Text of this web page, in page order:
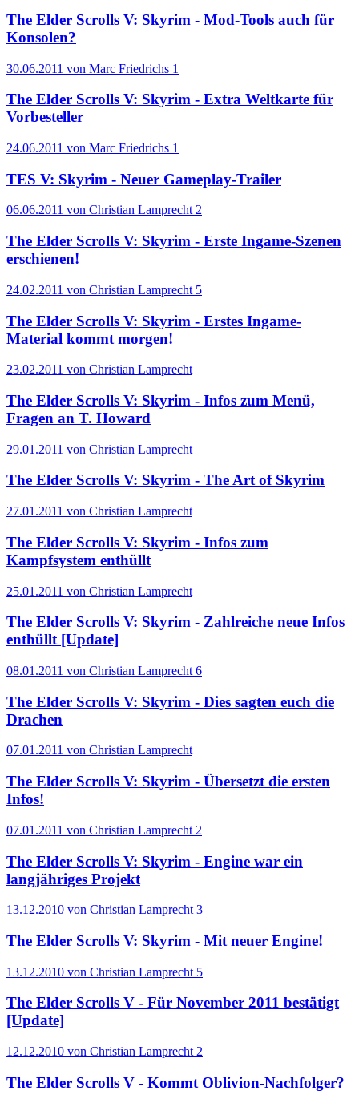
The Elder Scrolls V: Skyrim - Mod-Tools auch für
Konsolen?
30.06.2011 von Marc Friedrichs 1
The Elder Scrolls V: Skyrim - Extra Weltkarte für
Vorbesteller
24.06.2011 von Marc Friedrichs 1
TES V: Skyrim - Neuer Gameplay-Trailer
06.06.2011 von Christian Lamprecht 2
The Elder Scrolls V: Skyrim - Erste Ingame-Szenen
erschienen!
24.02.2011 von Christian Lamprecht 5
The Elder Scrolls V: Skyrim - Erstes Ingame-
Material kommt morgen!
23.02.2011 von Christian Lamprecht
The Elder Scrolls V: Skyrim - Infos zum Menü,
Fragen an T. Howard
29.01.2011 von Christian Lamprecht
The Elder Scrolls V: Skyrim - The Art of Skyrim
27.01.2011 von Christian Lamprecht
The Elder Scrolls V: Skyrim - Infos zum
Kampfsystem enthüllt
25.01.2011 von Christian Lamprecht
The Elder Scrolls V: Skyrim - Zahlreiche neue Infos
enthüllt [Update]
08.01.2011 von Christian Lamprecht 6
The Elder Scrolls V: Skyrim - Dies sagten euch die
Drachen
07.01.2011 von Christian Lamprecht
The Elder Scrolls V: Skyrim - Übersetzt die ersten
Infos!
07.01.2011 von Christian Lamprecht 2
The Elder Scrolls V: Skyrim - Engine war ein
langjähriges Projekt
13.12.2010 von Christian Lamprecht 3
The Elder Scrolls V: Skyrim - Mit neuer Engine!
13.12.2010 von Christian Lamprecht 5
The Elder Scrolls V - Für November 2011 bestätigt
[Update]
12.12.2010 von Christian Lamprecht 2
The Elder Scrolls V - Kommt Oblivion-Nachfolger?